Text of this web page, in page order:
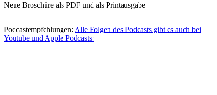
Neue Broschüre als PDF und als Printausgabe
Podcastempfehlungen: Alle Folgen des Podcasts gibt es auch bei
Youtube und Apple Podcasts: